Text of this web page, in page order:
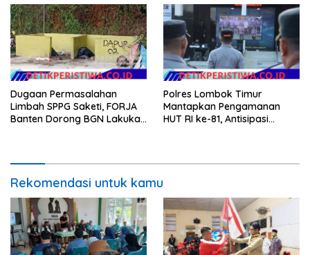
Hilang 3 Bulan Bawa
Anggaran Pembangunan
Dugaan Permasalahan
Limbah SPPG Saketi, FORJA
Banten Dorong BGN Lakukan
Polres Lombok Timur
Mantapkan Pengamanan
HUT RI ke-81, Antisipasi
Rekomendasi untuk kamu